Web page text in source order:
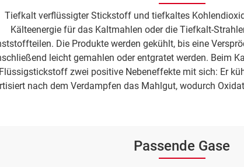
Tiefkalt verflüssigter Stickstoff und tiefkaltes
Kälteenergie für das Kaltmahlen oder die Tiefkalt-
Die Produkte werden gekühlt, bis eine
leicht gemahlen oder entgratet werden. Beim
Flüssigstickstoff zwei positive Nebeneffekte mit sich: Er
nach dem Verdampfen das Mahlgut, wodurch
Passende Gase